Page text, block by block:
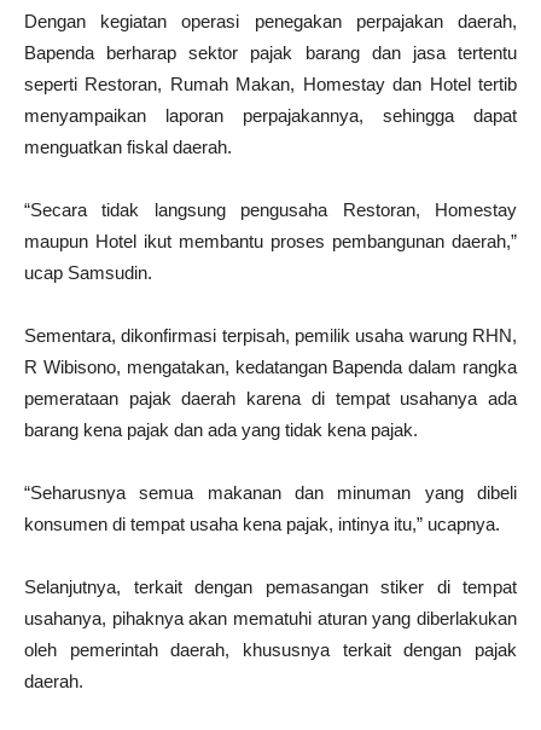
Dengan kegiatan operasi penegakan perpajakan daerah,
Bapenda berharap sektor pajak barang dan jasa tertentu
seperti Restoran, Rumah Makan, Homestay dan Hotel tertib
menyampaikan laporan perpajakannya, sehingga dapat
menguatkan fiskal daerah.
“Secara tidak langsung pengusaha Restoran, Homestay
maupun Hotel ikut membantu proses pembangunan daerah,”
ucap Samsudin.
Sementara, dikonfirmasi terpisah, pemilik usaha warung RHN,
R Wibisono, mengatakan, kedatangan Bapenda dalam rangka
pemerataan pajak daerah karena di tempat usahanya ada
barang kena pajak dan ada yang tidak kena pajak.
“Seharusnya semua makanan dan minuman yang dibeli
konsumen di tempat usaha kena pajak, intinya itu,” ucapnya.
Selanjutnya, terkait dengan pemasangan stiker di tempat
usahanya, pihaknya akan mematuhi aturan yang diberlakukan
oleh pemerintah daerah, khususnya terkait dengan pajak
daerah.